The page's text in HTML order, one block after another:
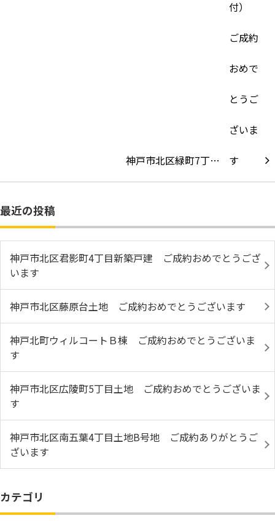
神戸市北区緑町7丁…
最近の投稿
神戸市北区君影町4丁目新築戸建 ご成約おめでとうござ
います
神戸市北区藤原台土地 ご成約おめでとうございます
神戸北町ウィルコートＢ棟 ご成約おめでとうございま
す
神戸市北区広陵町5丁目土地 ご成約おめでとうございま
す
神戸市北区南五葉4丁目土地B号地 ご成約ありがとうご
ざいます
カテゴリ